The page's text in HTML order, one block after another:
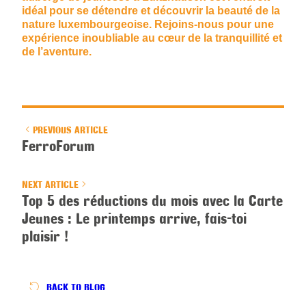
idéal pour se détendre et découvrir la beauté de la
nature luxembourgeoise. Rejoins-nous pour une
expérience inoubliable au cœur de la tranquillité et
de l’aventure.
PREVIOUS ARTICLE
FerroForum
NEXT ARTICLE
Top 5 des réductions du mois avec la Carte
Jeunes : Le printemps arrive, fais-toi
plaisir !
BACK TO BLOG